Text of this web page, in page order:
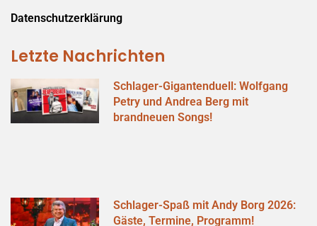
Datenschutzerklärung
Letzte Nachrichten
Schlager-Gigantenduell: Wolfgang
Petry und Andrea Berg mit
brandneuen Songs!
Schlager-Spaß mit Andy Borg 2026:
Gäste, Termine, Programm!